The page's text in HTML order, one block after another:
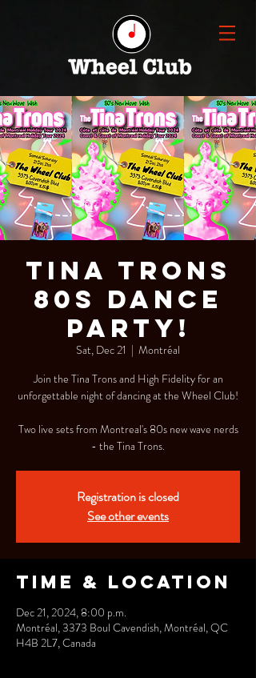
Tina Trons
80s Dance
Party!
Sat, Dec 21
  |
Montréal
Join the Tina Trons and High Fidelity for an
unforgettable night of dancing at the Wheel Club!
Two live sets from Montreal's 80s new wave nerds
- the Tina Trons.
Registration is closed
See other events
Time & Location
Dec 21, 2024, 8:00 p.m.
Montréal, 3373 Boul Cavendish, Montréal, QC
H4B 2L7, Canada